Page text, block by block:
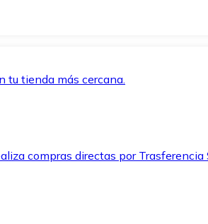
tu tienda más cercana.
compras directas por Trasferencia